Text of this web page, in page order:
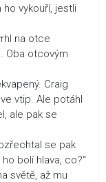
ho vykouří, jestli
na otce
Oba otcovým
Craig
vtip. Ale potáhl
ale pak se
se pak
bolí hlava, co?“
světě, až mu